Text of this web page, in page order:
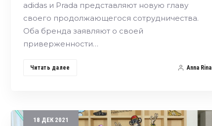
adidas и Prada представляют новую главу
своего продолжающегося сотрудничества.
Оба бренда заявляют о своей
приверженности…
Читать далее Anna Rina
18 ДЕК 2021